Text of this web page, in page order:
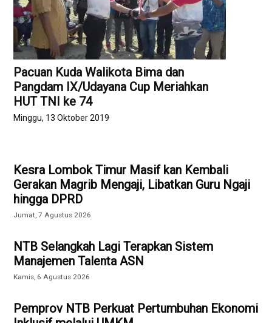
Pacuan Kuda Walikota Bima dan
Pangdam IX/Udayana Cup Meriahkan
HUT TNI ke 74
Minggu, 13 Oktober 2019
Kesra Lombok Timur Masif kan Kembali
Gerakan Magrib Mengaji, Libatkan Guru Ngaji
hingga DPRD
Jumat, 7 Agustus 2026
NTB Selangkah Lagi Terapkan Sistem
Manajemen Talenta ASN
Kamis, 6 Agustus 2026
Pemprov NTB Perkuat Pertumbuhan Ekonomi